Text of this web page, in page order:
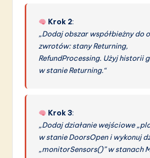
Krok 2:
„Dodaj obszar współbieżny do
zwrotów: stany Returning,
RefundProcessing. Użyj historii
w stanie Returning.“
Krok 3:
„Dodaj działanie wejściowe
w stanie DoorsOpen i wykonuj
„monitorSensors()” w stanach